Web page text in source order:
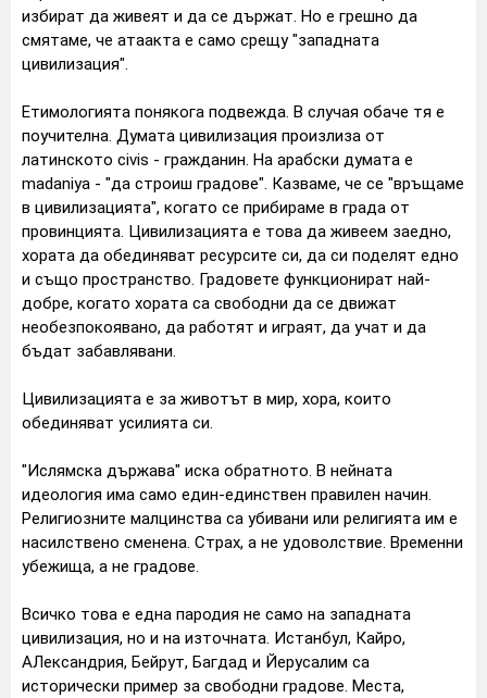
избират да живеят и да се държат. Но е грешно да
смятаме, че атаакта е само срещу "западната
цивилизация".
Етимологията понякога подвежда. В случая обаче тя е
поучителна. Думата цивилизация произлиза от
латинското civis - гражданин. На арабски думата е
madaniya - "да строиш градове". Казваме, че се "връщаме
в цивилизацията", когато се прибираме в града от
провинцията. Цивилизацията е това да живеем заедно,
хората да обединяват ресурсите си, да си поделят едно
и също пространство. Градовете функционират най-
добре, когато хората са свободни да се движат
необезпокоявано, да работят и играят, да учат и да
бъдат забавлявани.
Цивилизацията е за животът в мир, хора, които
обединяват усилията си.
"Ислямска държава" иска обратното. В нейната
идеология има само един-единствен правилен начин.
Религиозните малцинства са убивани или религията им е
насилствено сменена. Страх, а не удоволствие. Временни
убежища, а не градове.
Всичко това е една пародия не само на западната
цивилизация, но и на източната. Истанбул, Кайро,
АЛександрия, Бейрут, Багдад и Йерусалим са
исторически пример за свободни градове. Места,